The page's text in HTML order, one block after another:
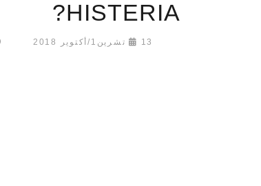
HISTERIA?
13 تشرين1/أكتوير 2018